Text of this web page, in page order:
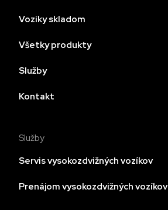
Vozíky skladom
Všetky produkty
Služby
Kontakt
Služby
Servis vysokozdvižných vozíkov
Prenájom vysokozdvižných vozíkov